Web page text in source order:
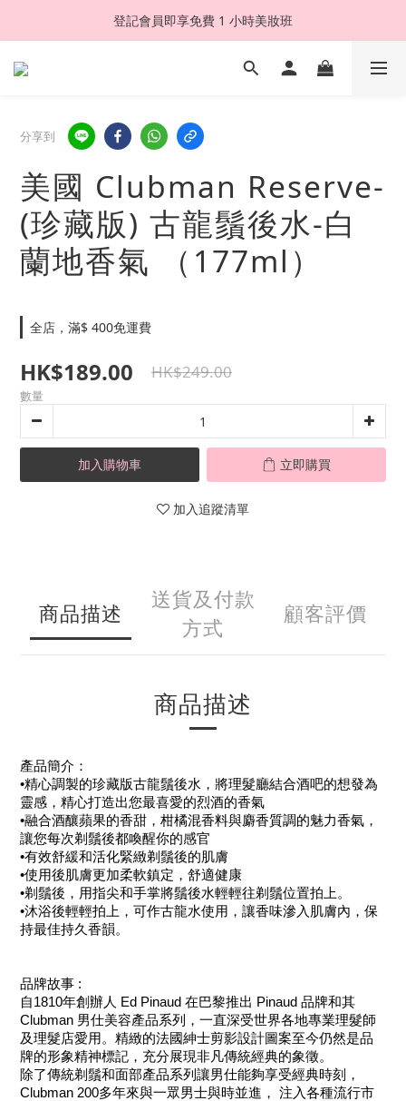
登記會員即享免費 1 小時美妝班
分享到
美國 Clubman Reserve-
(珍藏版) 古龍鬚後水-白
蘭地香氣 （177ml）
全店，滿$ 400免運費
HK$189.00 HK$249.00
數量
加入購物車 立即購買
加入追蹤清單
商品描述
送貨及付款
方式
顧客評價
商品描述
產品簡介：
•精心調製的珍藏版古龍鬚後水，將理髮廳結合酒吧的想發為
靈感，精心打造出您最喜愛的烈酒的香氣
•融合酒釀蘋果的香甜，柑橘混香料與麝香質調的魅力香氣，
讓您每次剃鬚後都喚醒你的感官
•有效舒緩和活化緊緻剃鬚後的肌膚
•使用後肌膚更加柔軟鎮定，舒適健康
•剃鬚後，用指尖和手掌將鬚後水輕輕往剃鬚位置拍上。
•沐浴後輕輕拍上，可作古龍水使用，讓香味滲入肌膚內，保
持最佳持久香韻。
品牌故事 :
自1810年創辦人 Ed Pinaud 在巴黎推出 Pinaud 品牌和其
Clubman 男仕美容產品系列，一直深受世界各地專業理髮師
及理髮店愛用。精緻的法國紳士剪影設計圖案至今仍然是品
牌的形象精神標記，充分展現非凡傳統經典的象徵。
除了傳統剃鬚和面部產品系列讓男仕能夠享受經典時刻，
Clubman 200多年來與一眾男士與時並進， 注入各種流行市